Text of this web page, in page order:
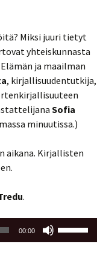
Miksi juuri tietyt
yhteiskunnasta
ja maailman
, kirjallisuudentutkija,
Sofia
minuutissa.)
aikana. Kirjallisten
.
00:00